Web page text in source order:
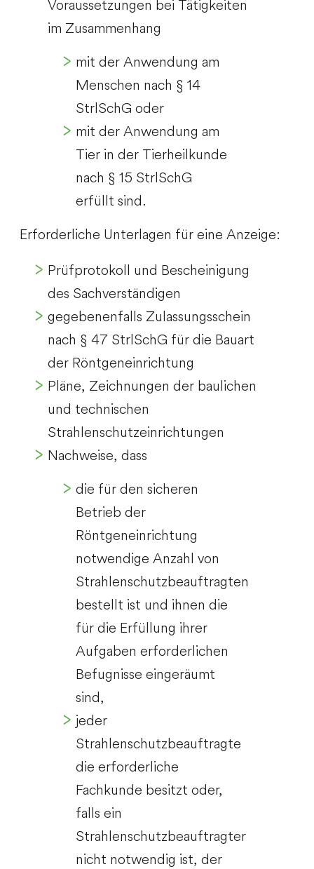
Voraussetzungen bei Tätigkeiten
im Zusammenhang
mit der Anwendung am
Menschen nach § 14
StrlSchG oder
mit der Anwendung am
Tier in der Tierheilkunde
nach § 15 StrlSchG
erfüllt sind.
Erforderliche Unterlagen für eine Anzeige:
Prüfprotokoll und Bescheinigung
des Sachverständigen
gegebenenfalls Zulassungsschein
nach § 47 StrlSchG für die Bauart
der Röntgeneinrichtung
Pläne, Zeichnungen der baulichen
und technischen
Strahlenschutzeinrichtungen
Nachweise, dass
die für den sicheren
Betrieb der
Röntgeneinrichtung
notwendige Anzahl von
Strahlenschutzbeauftragten
bestellt ist und ihnen die
für die Erfüllung ihrer
Aufgaben erforderlichen
Befugnisse eingeräumt
sind,
jeder
Strahlenschutzbeauftragte
die erforderliche
Fachkunde besitzt oder,
falls ein
Strahlenschutzbeauftragter
nicht notwendig ist, der